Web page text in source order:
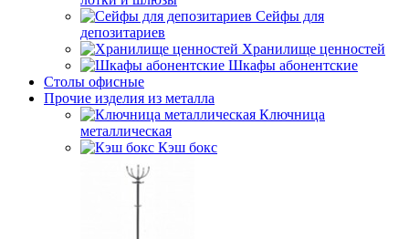
Сейфы для
депозитариев
Хранилище ценностей
Шкафы абонентские
Столы офисные
Прочие изделия из металла
Ключница
металлическая
Кэш бокс